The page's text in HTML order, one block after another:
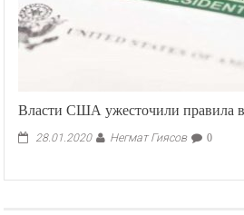
Власти США ужесточили правила
28.01.2020 Негмат Гиясов 0